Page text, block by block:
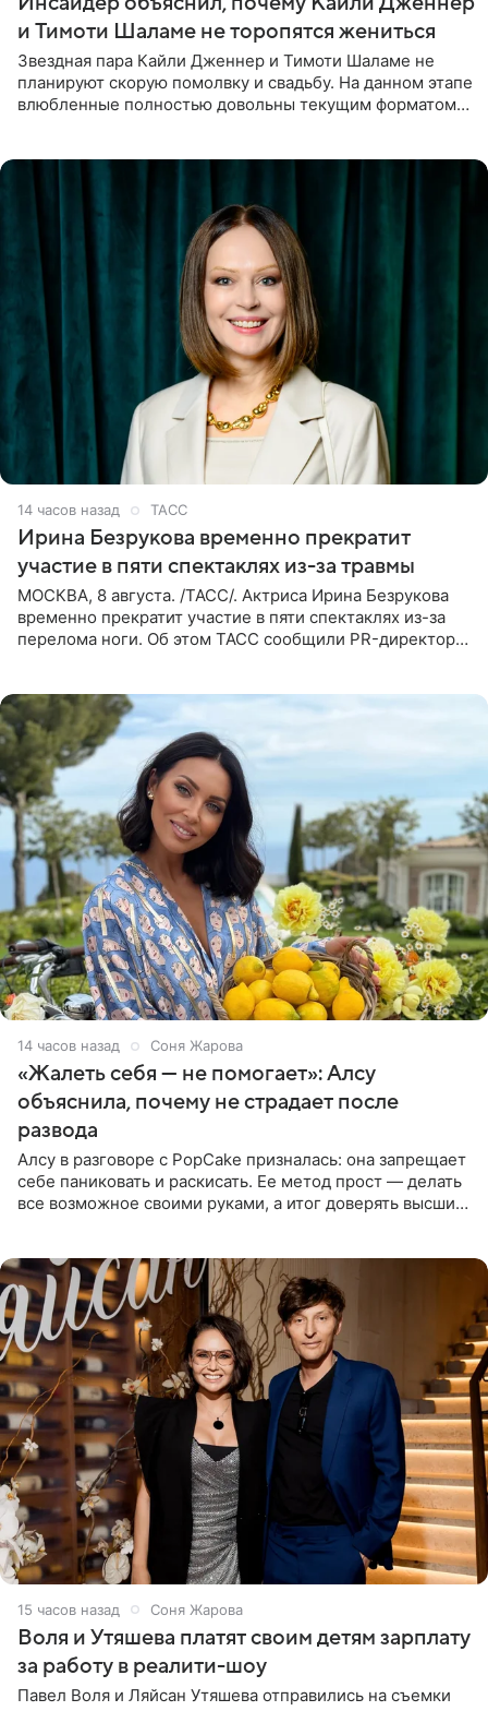
и Тимоти Шаламе не торопятся жениться
Звездная пара Кайли Дженнер и Тимоти Шаламе не
планируют скорую помолвку и свадьбу. На данном этапе
влюбленные полностью довольны текущим форматом
14 часов назад ТАСС
Ирина Безрукова временно прекратит
участие в пяти спектаклях из-за травмы
МОСКВА, 8 августа. /ТАСС/. Актриса Ирина Безрукова
временно прекратит участие в пяти спектаклях из-за
перелома ноги. Об этом ТАСС сообщили PR-директор
14 часов назад Соня Жарова
«Жалеть себя — не помогает»: Алсу
объяснила, почему не страдает после
развода
Алсу в разговоре с PopCake призналась: она запрещает
себе паниковать и раскисать. Ее метод прост — делать
все возможное своими руками, а итог доверять высшим
15 часов назад Соня Жарова
Воля и Утяшева платят своим детям зарплату
за работу в реалити-шоу
Павел Воля и Ляйсан Утяшева отправились на съемки